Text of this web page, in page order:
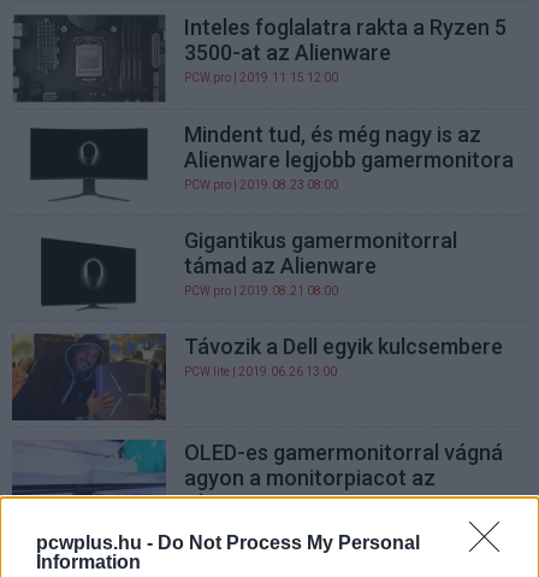
pcwplus.hu - Do Not Process My Personal
Information
Inteles foglalatra rakta a Ryzen 5
3500-at az Alienware
PCW.pro | 2019.11.15 12:00
Mindent tud, és még nagy is az
Alienware legjobb gamermonitora
PCW.pro | 2019.08.23 08:00
Gigantikus gamermonitorral
támad az Alienware
PCW.pro | 2019.08.21 08:00
Távozik a Dell egyik kulcsembere
PCW.lite | 2019.06.26 13:00
OLED-es gamermonitorral vágná
agyon a monitorpiacot az
Alienware